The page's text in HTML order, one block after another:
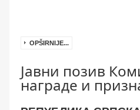
OPŠIRNIJE...
Jавни позив
награде и